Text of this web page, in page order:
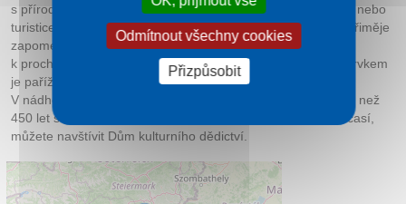
s přírodou a budete se moci věnovat procházkám, cyklistice nebo
turistice v horách. Čerstvý vzduch a přírodní bohatství vás přiměje
zapomenout na všechny vaše starosti. Zajímavá místa
k procházce nabízí i samotné centrum Dobrny. Ústředním prvkem
je pařížský kostel Nanebevzetí Panny Marie z 16. století.
V nádherném lesním prostředí opodál zase narazíte na více než
450 let starý Vovkův mlýn. A když náhodou nebude přát počasí,
můžete navštívit Dům kulturního dědictví.
Odmítnout všechny cookies
Přizpůsobit